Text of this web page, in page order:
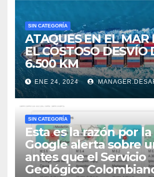
SIN CATEGORÍA
ATAQUES EN EL MAR
EL COSTOSO DESVÍO
6.500 KM
ENE 24, 2024
SIN CATEGORÍA
Esta es la razón por
Google alerta sobre
antes que el Servicio
Geológico